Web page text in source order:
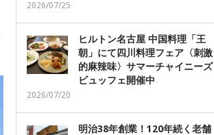
2026/07/25
ヒルトン名古屋 中国料理「王
朝」にて四川料理フェア〈刺激
的麻辣味〉サマーチャイニーズ
ビュッフェ開催中
2026/07/20
明治38年創業！120年続く老舗